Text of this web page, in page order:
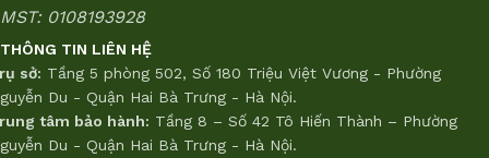
MST: 0108193928
THÔNG TIN LIÊN HỆ
sở: Tầng 5 phòng 502, Số 180 Triệu Việt Vương - Phường
Du - Quận Hai Bà Trưng - Hà Nội.
tâm bảo hành: Tầng 8 – Số 42 Tô Hiến Thành – Phường
Du - Quận Hai Bà Trưng - Hà Nội.